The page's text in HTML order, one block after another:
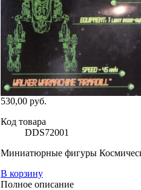
530,00 руб.
Код товара
DDS72001
Миниатюрные фигуры
В корзину
Полное описание